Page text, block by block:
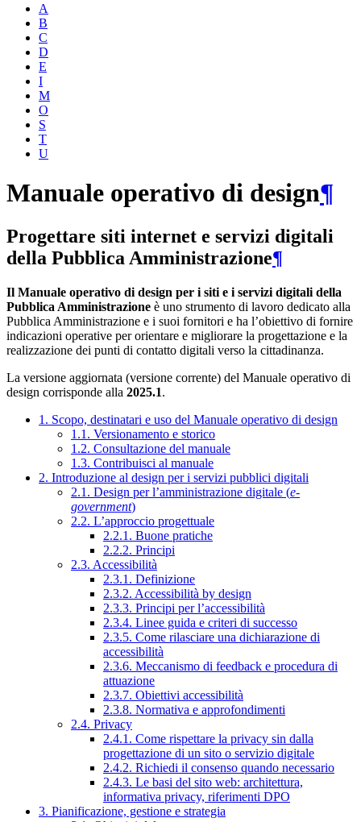
A
B
C
D
E
I
M
O
S
T
U
Manuale operativo di design¶
Progettare siti internet e servizi digitali
della Pubblica Amministrazione¶
Il Manuale operativo di design per i siti e i servizi digitali della
Pubblica Amministrazione è uno strumento di lavoro dedicato alla
Pubblica Amministrazione e i suoi fornitori e ha l’obiettivo di fornire
indicazioni operative per orientare e migliorare la progettazione e la
realizzazione dei punti di contatto digitali verso la cittadinanza.
La versione aggiornata (versione corrente) del Manuale operativo di
design corrisponde alla 2025.1.
1. Scopo, destinatari e uso del Manuale operativo di design
1.1. Versionamento e storico
1.2. Consultazione del manuale
1.3. Contribuisci al manuale
2. Introduzione al design per i servizi pubblici digitali
2.1. Design per l’amministrazione digitale (e-
government)
2.2. L’approccio progettuale
2.2.1. Buone pratiche
2.2.2. Principi
2.3. Accessibilità
2.3.1. Definizione
2.3.2. Accessibilità by design
2.3.3. Principi per l’accessibilità
2.3.4. Linee guida e criteri di successo
2.3.5. Come rilasciare una dichiarazione di
accessibilità
2.3.6. Meccanismo di feedback e procedura di
attuazione
2.3.7. Obiettivi accessibilità
2.3.8. Normativa e approfondimenti
2.4. Privacy
2.4.1. Come rispettare la privacy sin dalla
progettazione di un sito o servizio digitale
2.4.2. Richiedi il consenso quando necessario
2.4.3. Le basi del sito web: architettura,
informativa privacy, riferimenti DPO
3. Pianificazione, gestione e strategia